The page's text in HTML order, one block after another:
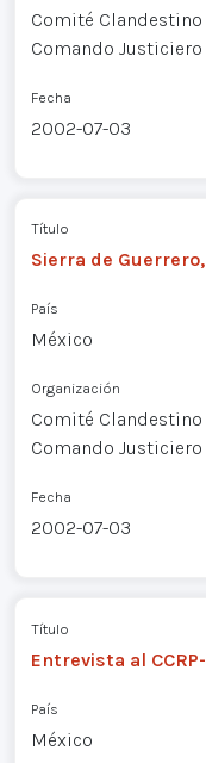
Comité
Comando
Fecha
2002-07-03
Título
Sierra de
País
México
Organización
Comité
Comando
Fecha
2002-07-03
Título
Entrevista al
País
México